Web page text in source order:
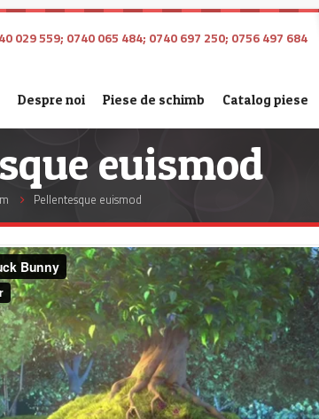
029 559; 0740 065 484; 0740 697 250; 0756 497 684
Despre noi Piese de schimb Catalog piese
euismod
Pellentesque euismod